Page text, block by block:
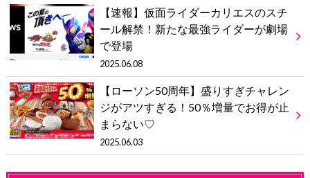
【速報】仮面ライダーカリエスのスチ
ール解禁！新たな最強ライダーが劇場
で登場
2025.06.08
【ローソン50周年】盛りすぎチャレン
ジがアツすぎる！50％増量でお得が止
まらない♡
2025.06.03